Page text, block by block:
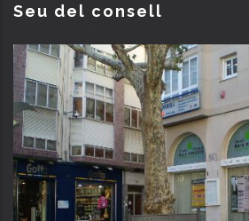
Seu del consell